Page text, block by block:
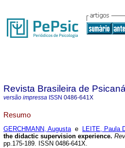
Revista Brasileira de
versão impressa ISSN 0486-641X
Resumo
GERCHMANN, Augustae LEITE, Paula
the didactic supervision experience.
pp.175-189. ISSN 0486-641X.